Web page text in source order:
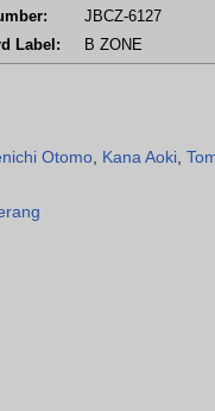
JBCZ-6127
Label:
B ZONE
Otomo, Kana Aoki,